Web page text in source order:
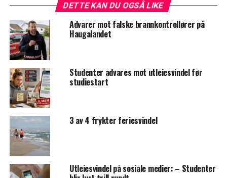
DETTE KAN DU OGSÅ LIKE
Advarer mot falske brannkontrollører på
Haugalandet
Studenter advares mot utleiesvindel før
studiestart
3 av 4 frykter feriesvindel
Utleiesvindel på sosiale medier: – Studenter